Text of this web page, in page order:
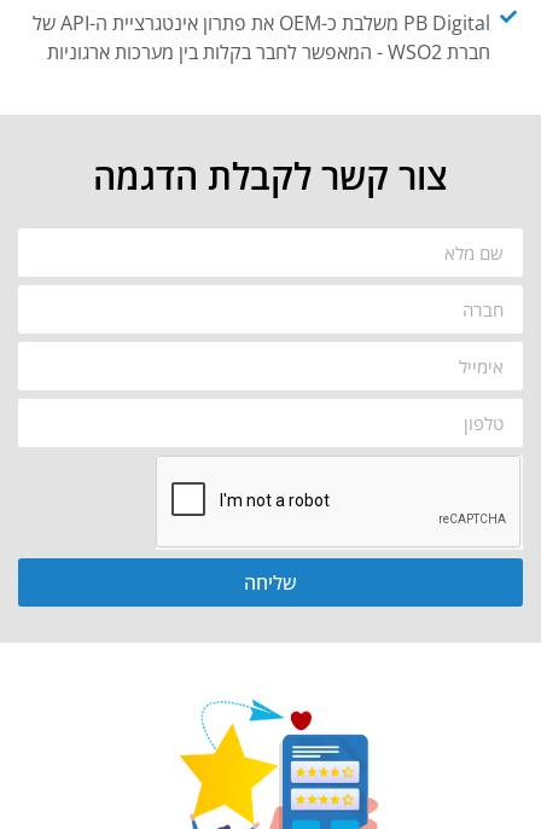
PB Digital משלבת כ-OEM את פתרון אינטגרציית ה-API של
חברת WSO2 - המאפשר לחבר בקלות בין מערכות ארגוניות
צור קשר לקבלת הדגמה
שליחה